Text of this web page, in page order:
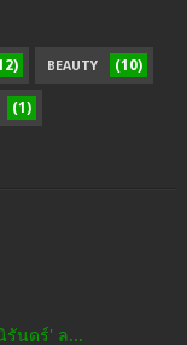
BEAUTY (10)
(1)
รันดร์' ล...